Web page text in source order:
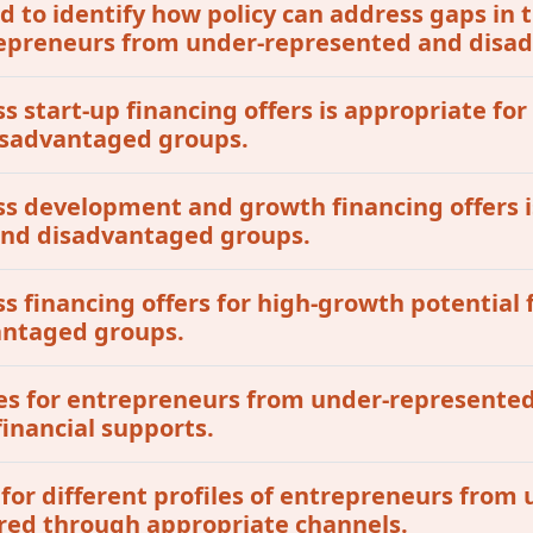
to identify how policy can address gaps
from under-represented and
start-up financing offers is appropriate
groups.
development and growth financing
disadvantaged groups.
financing offers for high-growth
groups.
for entrepreneurs from under-
supports.
different profiles of entrepreneurs from
through appropriate channels.